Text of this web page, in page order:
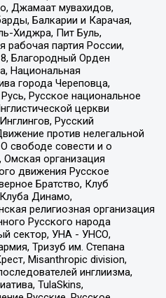
Джамаат мувахидов,
Балкарии и Карачая,
Хиджра, Пит Буль,
рабочая партия России,
Благородный Орден
Национальная
города Череповца,
Русское национальное
церкви
Русский
против нелегальной
свободе совести и о
организация
движения Русское
Братство, Клуб
Динамо,
религиозная организация
Русского народа
сектор, УНА - УНСО,
Тризуб им. Степана
Misanthropic division,
инглиизма,
TulaSkins,